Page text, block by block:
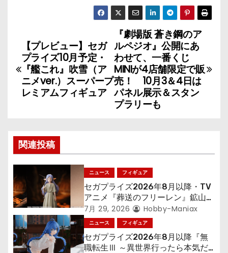
投
稿
ナ
ビ
ー
シ
ョ
ン
『劇場版 蒼き鋼のア
ルペジオ』公開にあ
わせて、一番くじ
MINIが4店舗限定で販
売！ 10月3＆4日は
パネル展示＆スタン
プラリーも
【プレビュー】セガ
プライズ10月予定・
『艦これ』吹雪（ア
ニメver.）スーパープ
レミアムフィギュア
関連投稿
ニュース フィギュア
セガプライズ2026年8月以降・TV
アニメ『葬送のフリーレン』鉱山で
300年働くことになっっちゃった
「フリーレン」を立体化！
7月 29, 2026 Hobby-Maniax
ニュース フィギュア
セガプライズ2026年8月以降『無
職転生Ⅲ ～異世界行ったら本気だ